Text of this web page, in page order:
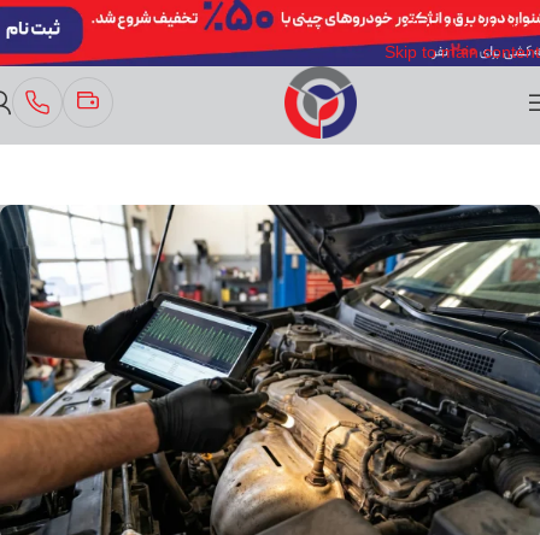
Skip to navigation
Skip to main content